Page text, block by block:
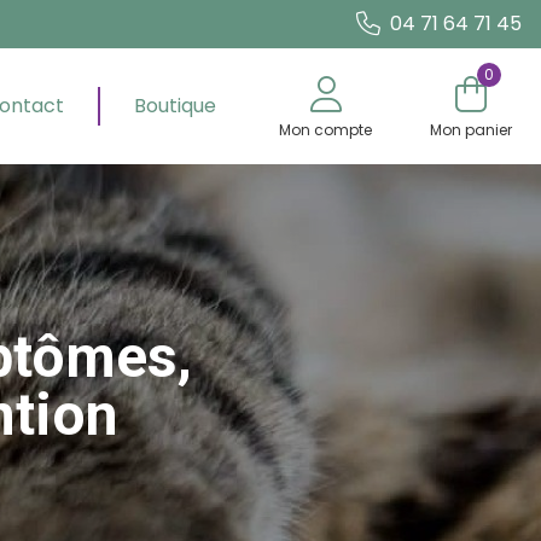
04 71 64 71 45
Boutique
Mon compte
0
Mon panier